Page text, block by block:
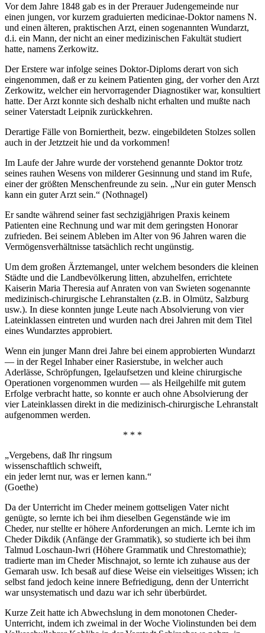
Vor dem Jahre 1848 gab es in der Prerauer Judengemeinde nur
einen jungen, vor kurzem graduierten medicinae-Doktor namens N.
und einen älteren, praktischen Arzt, einen sogenannten Wundarzt,
d.i. ein Mann, der nicht an einer medizinischen Fakultät studiert
hatte, namens Zerkowitz.
Der Erstere war infolge seines Doktor-Diploms derart von sich
eingenommen, daß er zu keinem Patienten ging, der vorher den Arzt
Zerkowitz, welcher ein hervorragender Diagnostiker war, konsultiert
hatte. Der Arzt konnte sich deshalb nicht erhalten und mußte nach
seiner Vaterstadt Leipnik zurückkehren.
Derartige Fälle von Borniertheit, bezw. eingebildeten Stolzes sollen
auch in der Jetztzeit hie und da vorkommen!
Im Laufe der Jahre wurde der vorstehend genannte Doktor trotz
seines rauhen Wesens von milderer Gesinnung und stand im Rufe,
einer der größten Menschenfreunde zu sein. „Nur ein guter Mensch
kann ein guter Arzt sein.“ (Nothnagel)
Er sandte während seiner fast sechzigjährigen Praxis keinem
Patienten eine Rechnung und war mit dem geringsten Honorar
zufrieden. Bei seinem Ableben im Alter von 96 Jahren waren die
Vermögensverhältnisse tatsächlich recht ungünstig.
Um dem großen Ärztemangel, unter welchem besonders die kleinen
Städte und die Landbevölkerung litten, abzuhelfen, errichtete
Kaiserin Maria Theresia auf Anraten von van Swieten sogenannte
medizinisch-chirurgische Lehranstalten (z.B. in Olmütz, Salzburg
usw.). In diese konnten junge Leute nach Absolvierung von vier
Lateinklassen eintreten und wurden nach drei Jahren mit dem Titel
eines Wundarztes approbiert.
Wenn ein junger Mann drei Jahre bei einem approbierten Wundarzt
— in der Regel Inhaber einer Rasierstube, in welcher auch
Aderlässe, Schröpfungen, Igelaufsetzen und kleine chirurgische
Operationen vorgenommen wurden — als Heilgehilfe mit gutem
Erfolge verbracht hatte, so konnte er auch ohne Absolvierung der
vier Lateinklassen direkt in die medizinisch-chirurgische Lehranstalt
aufgenommen werden.
* * *
„Vergebens, daß Ihr ringsum
wissenschaftlich schweift,
ein jeder lernt nur, was er lernen kann.“
(Goethe)
Da der Unterricht im Cheder meinem gottseligen Vater nicht
genügte, so lernte ich bei ihm dieselben Gegenstände wie im
Cheder, nur stellte er höhere Anforderungen an mich. Lernte ich im
Cheder Dikdik (Anfänge der Grammatik), so studierte ich bei ihm
Talmud Loschaun-Iwri (Höhere Grammatik und Chrestomathie);
tradierte man im Cheder Mischnajot, so lernte ich zuhause aus der
Gemarah usw. Ich besaß auf diese Weise ein vielseitiges Wissen; ich
selbst fand jedoch keine innere Befriedigung, denn der Unterricht
war unsystematisch und dazu war ich sehr überbürdet.
Kurze Zeit hatte ich Abwechslung in dem monotonen Cheder-
Unterricht, indem ich zweimal in der Woche Violinstunden bei dem